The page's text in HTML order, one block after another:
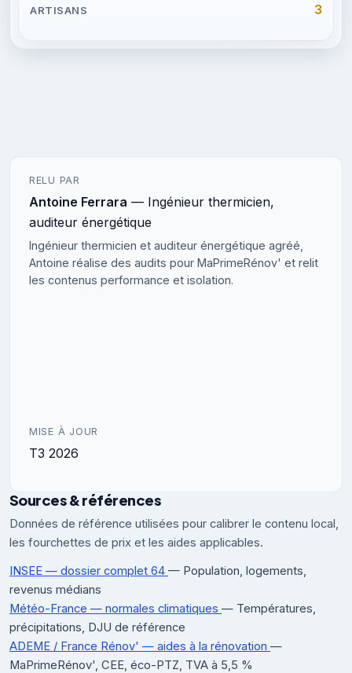
3
RELU PAR
Antoine Ferrara — Ingénieur thermicien,
auditeur énergétique
Ingénieur thermicien et auditeur énergétique agréé,
Antoine réalise des audits pour MaPrimeRénov' et relit
les contenus performance et isolation.
MISE À JOUR
T3 2026
Sources & références
Données de référence utilisées pour calibrer le contenu local,
les fourchettes de prix et les aides applicables.
INSEE — dossier complet 64 — Population, logements,
revenus médians
Météo-France — normales climatiques — Températures,
précipitations, DJU de référence
ADEME / France Rénov' — aides à la rénovation —
MaPrimeRénov', CEE, éco-PTZ, TVA à 5,5 %